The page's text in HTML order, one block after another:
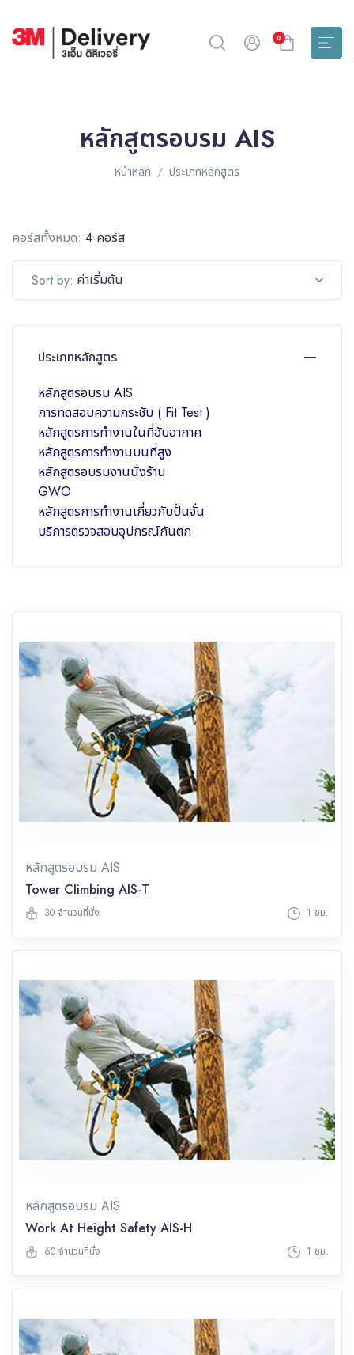
0
หลักสูตรอบรม AIS
หน้าหลัก ประเภทหลักสูตร
คอร์สทั้งหมด: 4 คอร์ส
Sort by: ค่าเริ่มต้น
ประเภทหลักสูตร
หลักสูตรอบรม AIS
การทดสอบความกระชับ ( Fit Test )
หลักสูตรการทำงานในที่อับอากาศ
หลักสูตรการทำงานบนที่สูง
หลักสูตรอบรมงานนั่งร้าน
GWO
หลักสูตรการทำงานเกี่ยวกับปั้นจั่น
บริการตรวจสอบอุปกรณ์กันตก
หลักสูตรอบรม AIS
Tower Climbing AIS-T
30 จำนวนที่นั่ง 1 ชม.
หลักสูตรอบรม AIS
Work At Height Safety AIS-H
60 จำนวนที่นั่ง 1 ชม.